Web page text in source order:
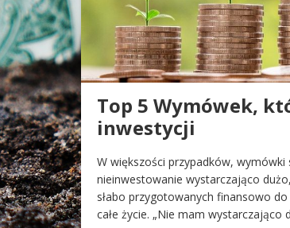
Top 5 Wymówek,
inwestycji
W większości przypadków,
nieinwestowanie wystarczająco
słabo przygotowanych finansowo
całe życie. „Nie mam wystarczająco